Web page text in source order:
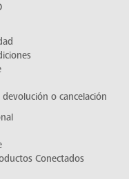
o cancelación
Conectados